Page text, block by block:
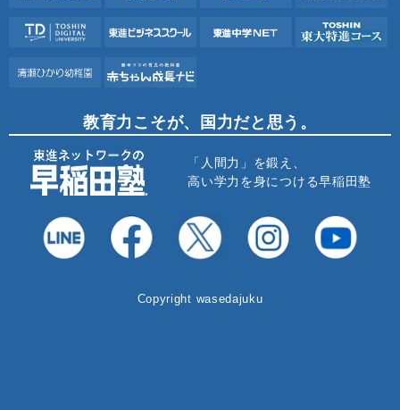
教育力こそが、国力だと思う。
「人間力」を鍛え、
高い学力を身につける早稲田塾
Copyright wasedajuku